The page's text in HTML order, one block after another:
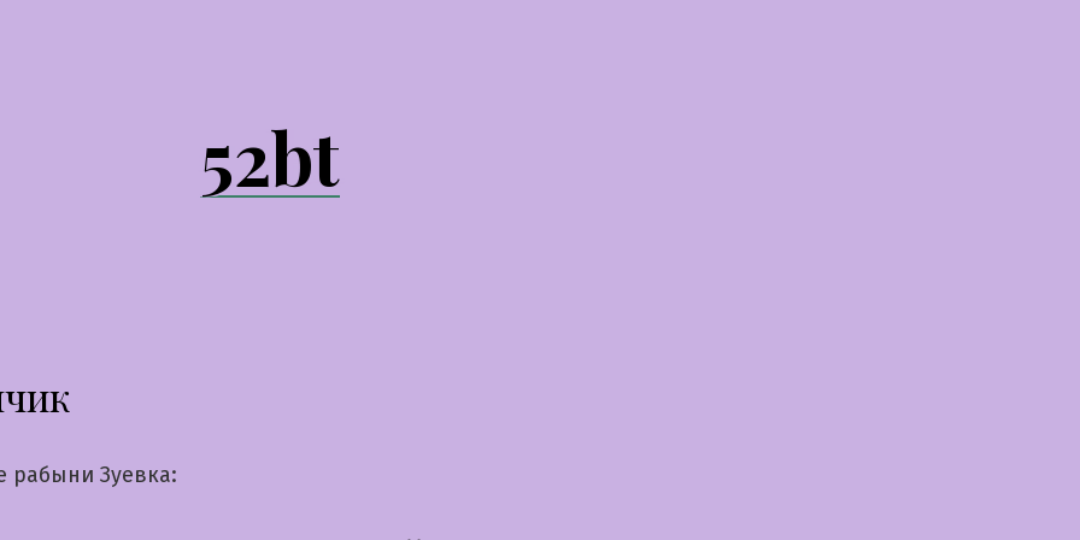
52bt
рабыни Зуевка: